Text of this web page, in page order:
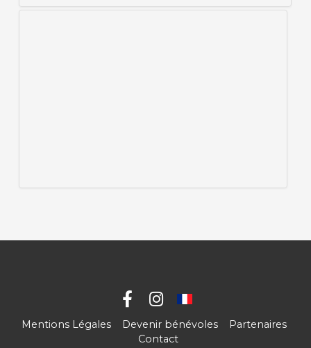
Mentions Légales Devenir bénévoles
Partenaires
Contact